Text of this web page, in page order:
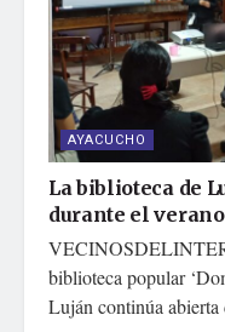
AYACUCHO
La biblioteca de
durante el verano
biblioteca popular
Luján continúa abierta